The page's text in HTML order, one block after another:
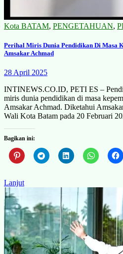
Kota BATAM, PENGETAHUAN,
Perihal Miris Dunia Pendidikan Di Masa
Amsakar Achmad
28 April 2025
INTINEWS.CO.ID, PETI ES –
miris dunia pendidikan di masa
Amsakar Achmad. Diketahui
Wali Kota Batam pada 20 Februari
Bagikan ini:
Lanjut